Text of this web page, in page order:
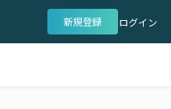
新規登録 ログイン